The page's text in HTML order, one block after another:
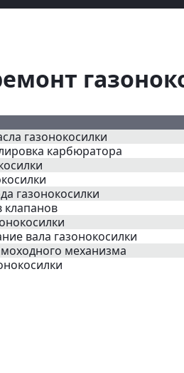
газонокосилки
карбюратора
газонокосилки
клапанов
вала газонокосилки
механизма